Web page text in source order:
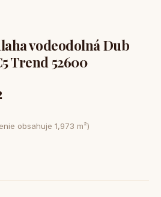
vodeodolná Dub
Trend 52600
obsahuje 1,973 m²)